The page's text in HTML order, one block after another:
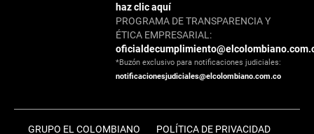
haz clic aquí
PROGRAMA DE TRANSPARENCIA Y
ÉTICA EMPRESARIAL:
*Buzón exclusivo para notificaciones judiciales:
notificacionesjudiciales@elcolombiano.com.co
GRUPO EL COLOMBIANO POLÍTICA DE PRIVACIDAD